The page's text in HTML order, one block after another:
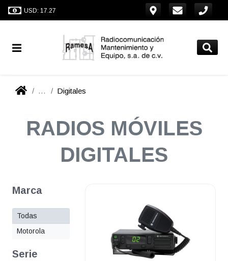
USD: 17.27
... Digitales
RADIOS MÓVILES
DIGITALES
Marca
Todas
Motorola
Serie